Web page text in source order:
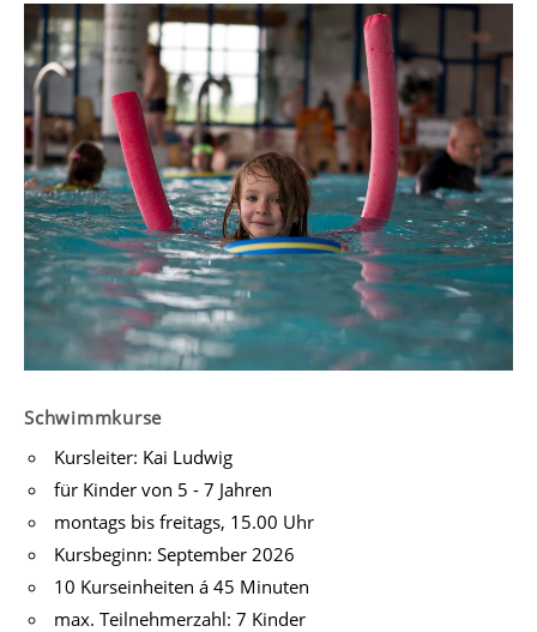
Schwimmkurse
Kursleiter: Kai Ludwig
für Kinder von 5 - 7 Jahren
montags bis freitags, 15.00 Uhr
Kursbeginn: September 2026
10 Kurseinheiten á 45 Minuten
max. Teilnehmerzahl: 7 Kinder